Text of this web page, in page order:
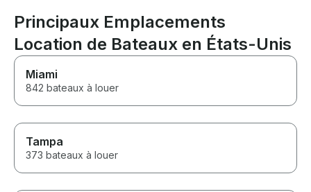
Principaux Emplacements
Location de Bateaux en États-Unis
Miami
842 bateaux à louer
Tampa
373 bateaux à louer